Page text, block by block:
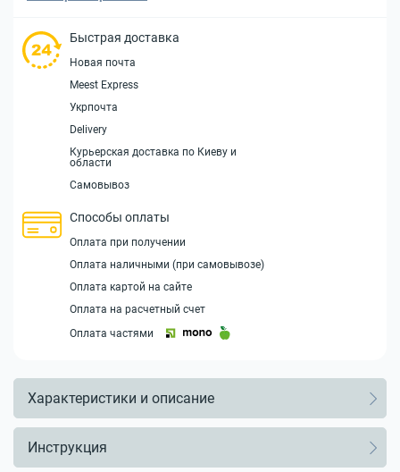
Быстрая доставка
Новая почта
Meest Express
Укрпочта
Delivery
Курьерская доставка по Киеву и
области
Самовывоз
Способы оплаты
Оплата при получении
Оплата наличными (при самовывозе)
Оплата картой на сайте
Оплата на расчетный счет
Оплата частями
Характеристики и описание
Инструкция